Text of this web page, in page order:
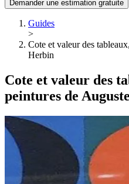
Demander une estimation gratuite
Guides
>
Cote et valeur des
Herbin
Cote et valeur des
peintures de